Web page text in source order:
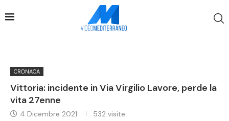
CRONACA
Vittoria: incidente in Via Virgilio Lavore, perde la
vita 27enne
4 Dicembre 2021 532 visite